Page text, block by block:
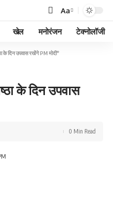
Aa
खेल मनोरंजन टेक्नोलॉजी
के दिन उपवास रखेंगे PM मोदी*
के दिन उपवास
0 Min Read